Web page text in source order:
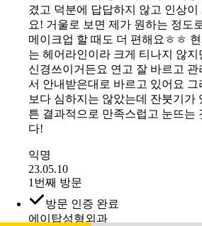
으면서 스킨보톡스도 같이 진행했
익명
24.07.17
1번째 방문
방문 인증 완료
에이탑성형외과
평점 5.0점 (5점 만점)
#에이탑 내시경 이마거상
수술 후 이마가 당겨지면서 눈이랑
겼고 덕분에 답답하지 않고 인상이
요! 거울로 보면 제가 원하는 정도
메이크업 할 때도 더 편해요ㅎㅎ
는 헤어라인이라 크게 티나지 않지